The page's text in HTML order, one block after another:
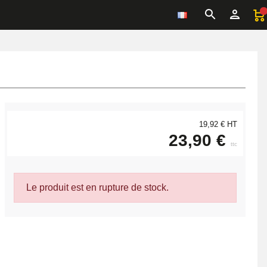
19,92 € HT
23,90 € ttc
Le produit est en rupture de stock.